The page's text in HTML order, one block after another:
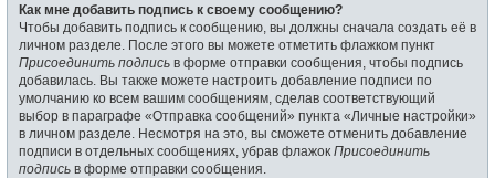
Как мне добавить подпись к своему сообщению?
Чтобы добавить подпись к сообщению, вы должны сначала создать её в
личном разделе. После этого вы можете отметить флажком пункт
Присоединить подпись в форме отправки сообщения, чтобы подпись
добавилась. Вы также можете настроить добавление подписи по
умолчанию ко всем вашим сообщениям, сделав соответствующий
выбор в параграфе «Отправка сообщений» пункта «Личные настройки»
в личном разделе. Несмотря на это, вы сможете отменить добавление
подписи в отдельных сообщениях, убрав флажок Присоединить
подпись в форме отправки сообщения.